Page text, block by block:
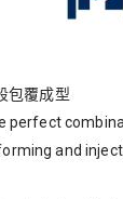
包覆成型
perfect
and